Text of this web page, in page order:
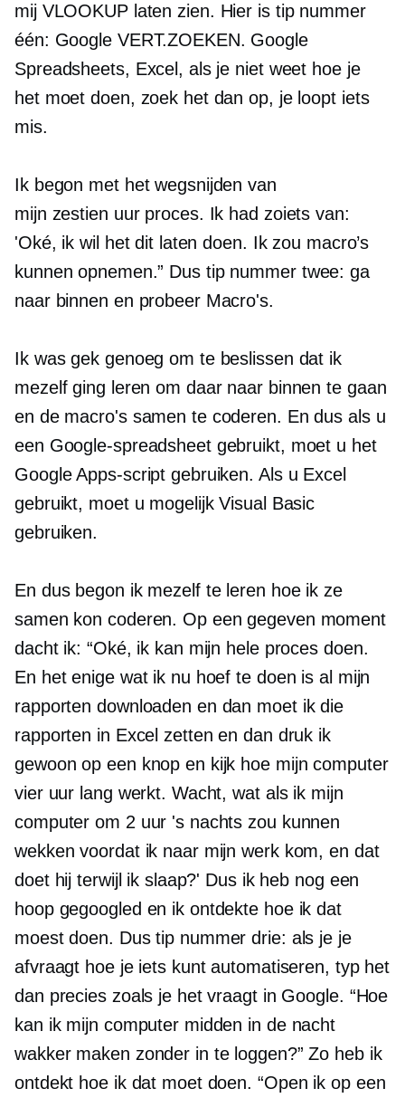
mij VLOOKUP laten zien. Hier is tip nummer
één: Google VERT.ZOEKEN. Google
Spreadsheets, Excel, als je niet weet hoe je
het moet doen, zoek het dan op, je loopt iets
mis.
Ik begon met het wegsnijden van
mijn zestien uurproces. Ik had zoiets van:
'Oké, ik wil het dit laten doen. Ik zou macro’s
kunnen opnemen.” Dus tip nummer twee: ga
naar binnen en probeer Macro's.
Ik was gek genoeg om te beslissen dat ik
mezelf ging leren om daar naar binnen te gaan
en de macro's samen te coderen. En dus als u
een Google-spreadsheet gebruikt, moet u het
Google Apps-script gebruiken. Als u Excel
gebruikt, moet u mogelijk Visual Basic
gebruiken.
En dus begon ik mezelf te leren hoe ik ze
samen kon coderen. Op een gegeven moment
dacht ik: “Oké, ik kan mijn hele proces doen.
En het enige wat ik nu hoef te doen is al mijn
rapporten downloaden en dan moet ik die
rapporten in Excel zetten en dan druk ik
gewoon op een knop en kijk hoe mijn computer
vier uur lang werkt. Wacht, wat als ik mijn
computer om 2 uur 's nachts zou kunnen
wekken voordat ik naar mijn werk kom, en dat
doet hij terwijl ik slaap?' Dus ik heb nog een
hoop gegoogled en ik ontdekte hoe ik dat
moest doen. Dus tip nummer drie: als je je
afvraagt ​​hoe je iets kunt automatiseren, typ het
dan precies zoals je het vraagt ​​in Google. “Hoe
kan ik mijn computer midden in de nacht
wakker maken zonder in te loggen?” Zo heb ik
ontdekt hoe ik dat moet doen. “Open ik op een